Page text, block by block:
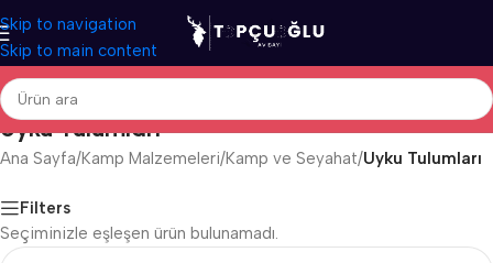
Skip to navigation
Skip to main content
Uyku Tulumları
Ana Sayfa/Kamp Malzemeleri/Kamp ve Seyahat/Uyku Tulumları
Filters
Seçiminizle eşleşen ürün bulunamadı.